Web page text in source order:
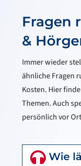
Fragen
&
Immer wieder
ähnliche Fragen
Kosten. Hier
Themen. Auch
persönlich vor
 Wie